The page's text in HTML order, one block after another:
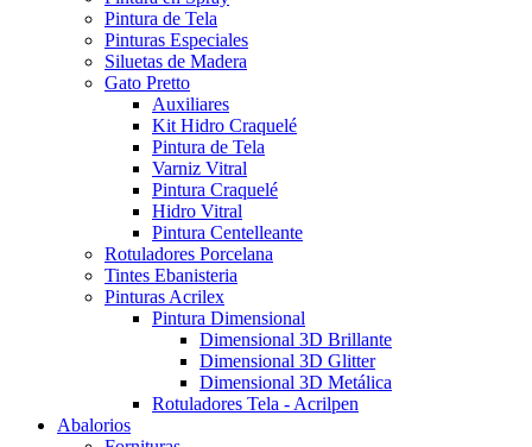
Pintura de Tela
Pinturas Especiales
Siluetas de Madera
Gato Pretto
Auxiliares
Kit Hidro Craquelé
Pintura de Tela
Varniz Vitral
Pintura Craquelé
Hidro Vitral
Pintura Centelleante
Rotuladores Porcelana
Tintes Ebanisteria
Pinturas Acrilex
Pintura Dimensional
Dimensional 3D Brillante
Dimensional 3D Glitter
Dimensional 3D Metálica
Rotuladores Tela - Acrilpen
Abalorios